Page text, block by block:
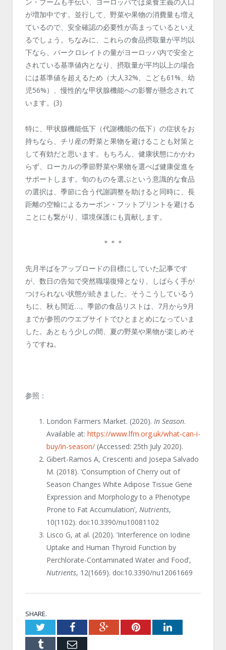
ン・ブームも手伝い、ヨーロッパでは菜食主義の人口
が増加中です。並行して、野菜や果物の消費量も増え
ているので、安全確認の必要性が高まっているといえ
るでしょう。ちなみに、これらの食品摂取量が平均以
下なら、パークロレイトの量がヨーロッパ内で安全と
されている基準値内となり、摂取量が平均以上の場合
には基準値を超えるため（大人32%、こども61%、幼
児56%）、慢性的な甲状腺機能への影響が懸念されて
います。(3)
特に、甲状腺機能低下（代謝機能の低下）の症状をお
持ちなら、チリ産の野菜と果物を避けることも対策と
して有効だと思います。もちろん、健康状態にかかわ
らず、ローカルの季節野菜や果物を選べば健康促進を
サポートします。旬のものを選ぶという意識的な食品
の選択は、季節に合う代謝調整を助けると同時に、長
距離の空輸によるカーボン・フットプリントを避ける
ことにも繋がり、環境保護にも貢献します。
＊＊＊
先月半ばをアップロードの目標にしていた記事です
が、数日の告知で突然職場復帰となり、しばらく手が
つけられない状態が続きました。そうこうしているう
ちに、秋も間近…。季節の食品リストは、7月から9月
までが参照のウエブサイトでひとまとめになっていま
した。あともう少しの間、夏の野菜や果物が楽しめそ
うですね。
参照：
London Farmers Market. (2020). In Season.
Available at: https://www.lfm.org.uk/what-can-i-
buy/in-season/ (Accessed: 25th July 2020).
Gibert-Ramos A, Crescenti and Josepa Salvado
M. (2018). ‘Consumption of Cherry out of
Season Changes White Adipose Tissue Gene
Expression and Morphology to a Phenotype
Prone to Fat Accumulation’, Nutrients,
10(1102). doi:10.3390/nu10081102
Lisco G, at al. (2020). ‘Interference on Iodine
Uptake and Human Thyroid Function by
Perchlorate-Contaminated Water and Food’,
Nutrients, 12(1669). doi:10.3390/nu12061669
SHARE.
TwitterFacebookGoogle+PinterestLinkedIn
Tumblr Email